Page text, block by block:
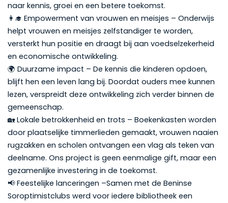
naar kennis, groei en een betere toekomst.
👩‍🎓 Empowerment van vrouwen en meisjes – Onderwijs
helpt vrouwen en meisjes zelfstandiger te worden,
versterkt hun positie en draagt bij aan voedselzekerheid
en economische ontwikkeling.
🌍 Duurzame impact – De kennis die kinderen opdoen,
blijft hen een leven lang bij. Doordat ouders mee kunnen
lezen, verspreidt deze ontwikkeling zich verder binnen de
gemeenschap.
🏡 Lokale betrokkenheid en trots – Boekenkasten worden
door plaatselijke timmerlieden gemaakt, vrouwen naaien
rugzakken en scholen ontvangen een vlag als teken van
deelname. Ons project is geen eenmalige gift, maar een
gezamenlijke investering in de toekomst.
📢 Feestelijke lanceringen –Samen met de Beninse
Soroptimistclubs werd voor iedere bibliotheek een